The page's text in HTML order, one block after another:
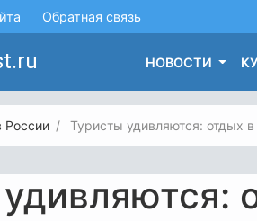
Обратная связь
НОВОСТИ
России Туристы удивляются: отдых